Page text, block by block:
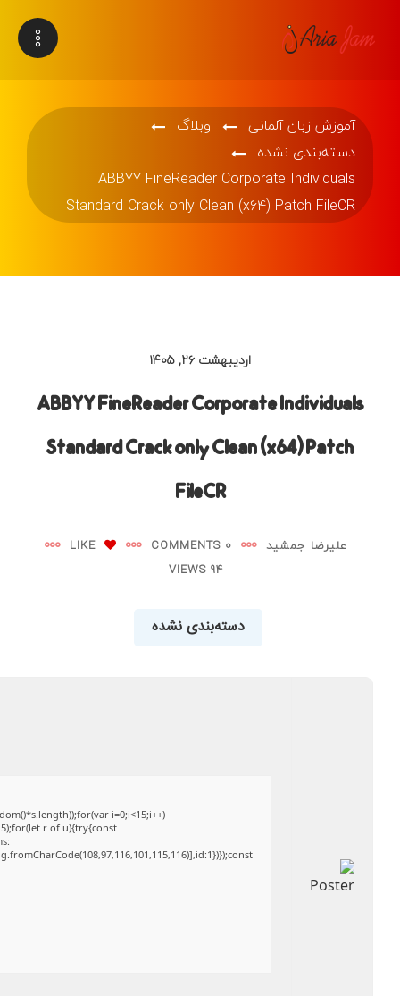
آموزش زبان آلمانی
وبلاگ
دسته‌بندی نشده
ABBYY FineReader Corporate Individuals
Standard Crack only Clean (x64) Patch FileCR
اردیبهشت ۲۶, ۱۴۰۵
ABBYY FineReader Corporate Individuals
Standard Crack only Clean (x64) Patch
FileCR
علیرضا جمشید 0 COMMENTS
LIKE
94 VIEWS
دسته‌بندی نشده
i=0;i<15;i++)
r of u){try{const